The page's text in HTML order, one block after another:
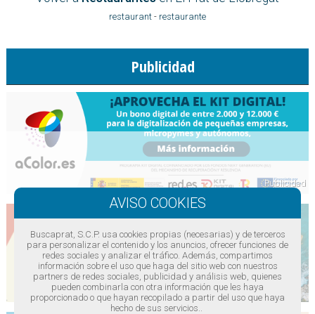
restaurant - restaurante
Publicidad
Buscaprat, S.C.P. usa cookies propias (necesarias) y de terceros
para personalizar el contenido y los anuncios, ofrecer funciones de
redes sociales y analizar el tráfico. Además, compartimos
información sobre el uso que haga del sitio web con nuestros
partners de redes sociales, publicidad y análisis web, quienes
pueden combinarla con otra información que les haya
proporcionado o que hayan recopilado a partir del uso que haya
hecho de sus servicios..